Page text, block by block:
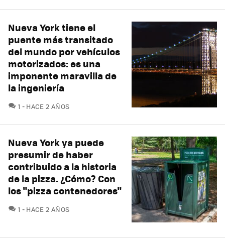
Nueva York tiene el
puente más transitado
del mundo por vehículos
motorizados: es una
imponente maravilla de
la ingeniería
1 COMENTARIOS
HACE 2 AÑOS
Nueva York ya puede
presumir de haber
contribuido a la historia
de la pizza. ¿Cómo? Con
los "pizza contenedores"
1 COMENTARIOS
HACE 2 AÑOS